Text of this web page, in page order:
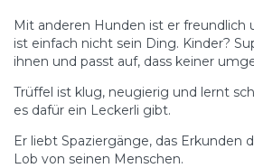
Mit anderen Hunden ist er freundlich
ist einfach nicht sein Ding. Kinder?
ihnen und passt auf, dass keiner
Trüffel ist klug, neugierig und lernt
es dafür ein Leckerli gibt.
Er liebt Spaziergänge, das Erkunden
Lob von seinen Menschen.